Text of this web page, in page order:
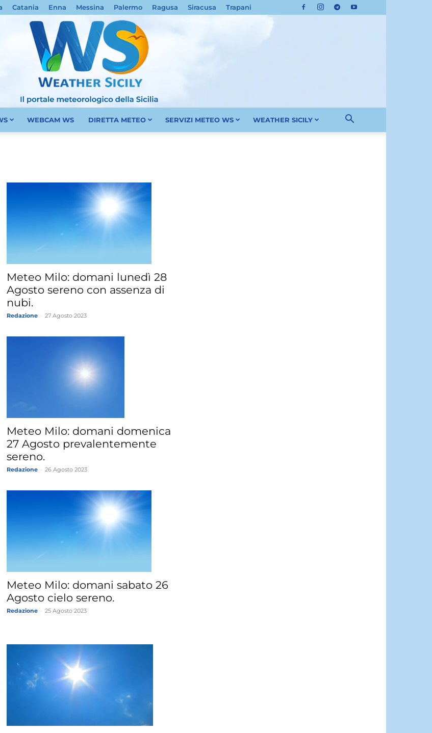
Catania Enna Messina Palermo Ragusa Siracusa Trapani
Weather
WEBCAM WS DIRETTA METEO SERVIZI METEO WS WEATHER SICILY
Meteo Milo: domani lunedì 28
Agosto sereno con assenza di
nubi.
Redazione 27 Agosto 2023
Meteo Milo: domani domenica
27 Agosto prevalentemente
sereno.
Redazione 26 Agosto 2023
Meteo Milo: domani sabato 26
Agosto cielo sereno.
Redazione 25 Agosto 2023